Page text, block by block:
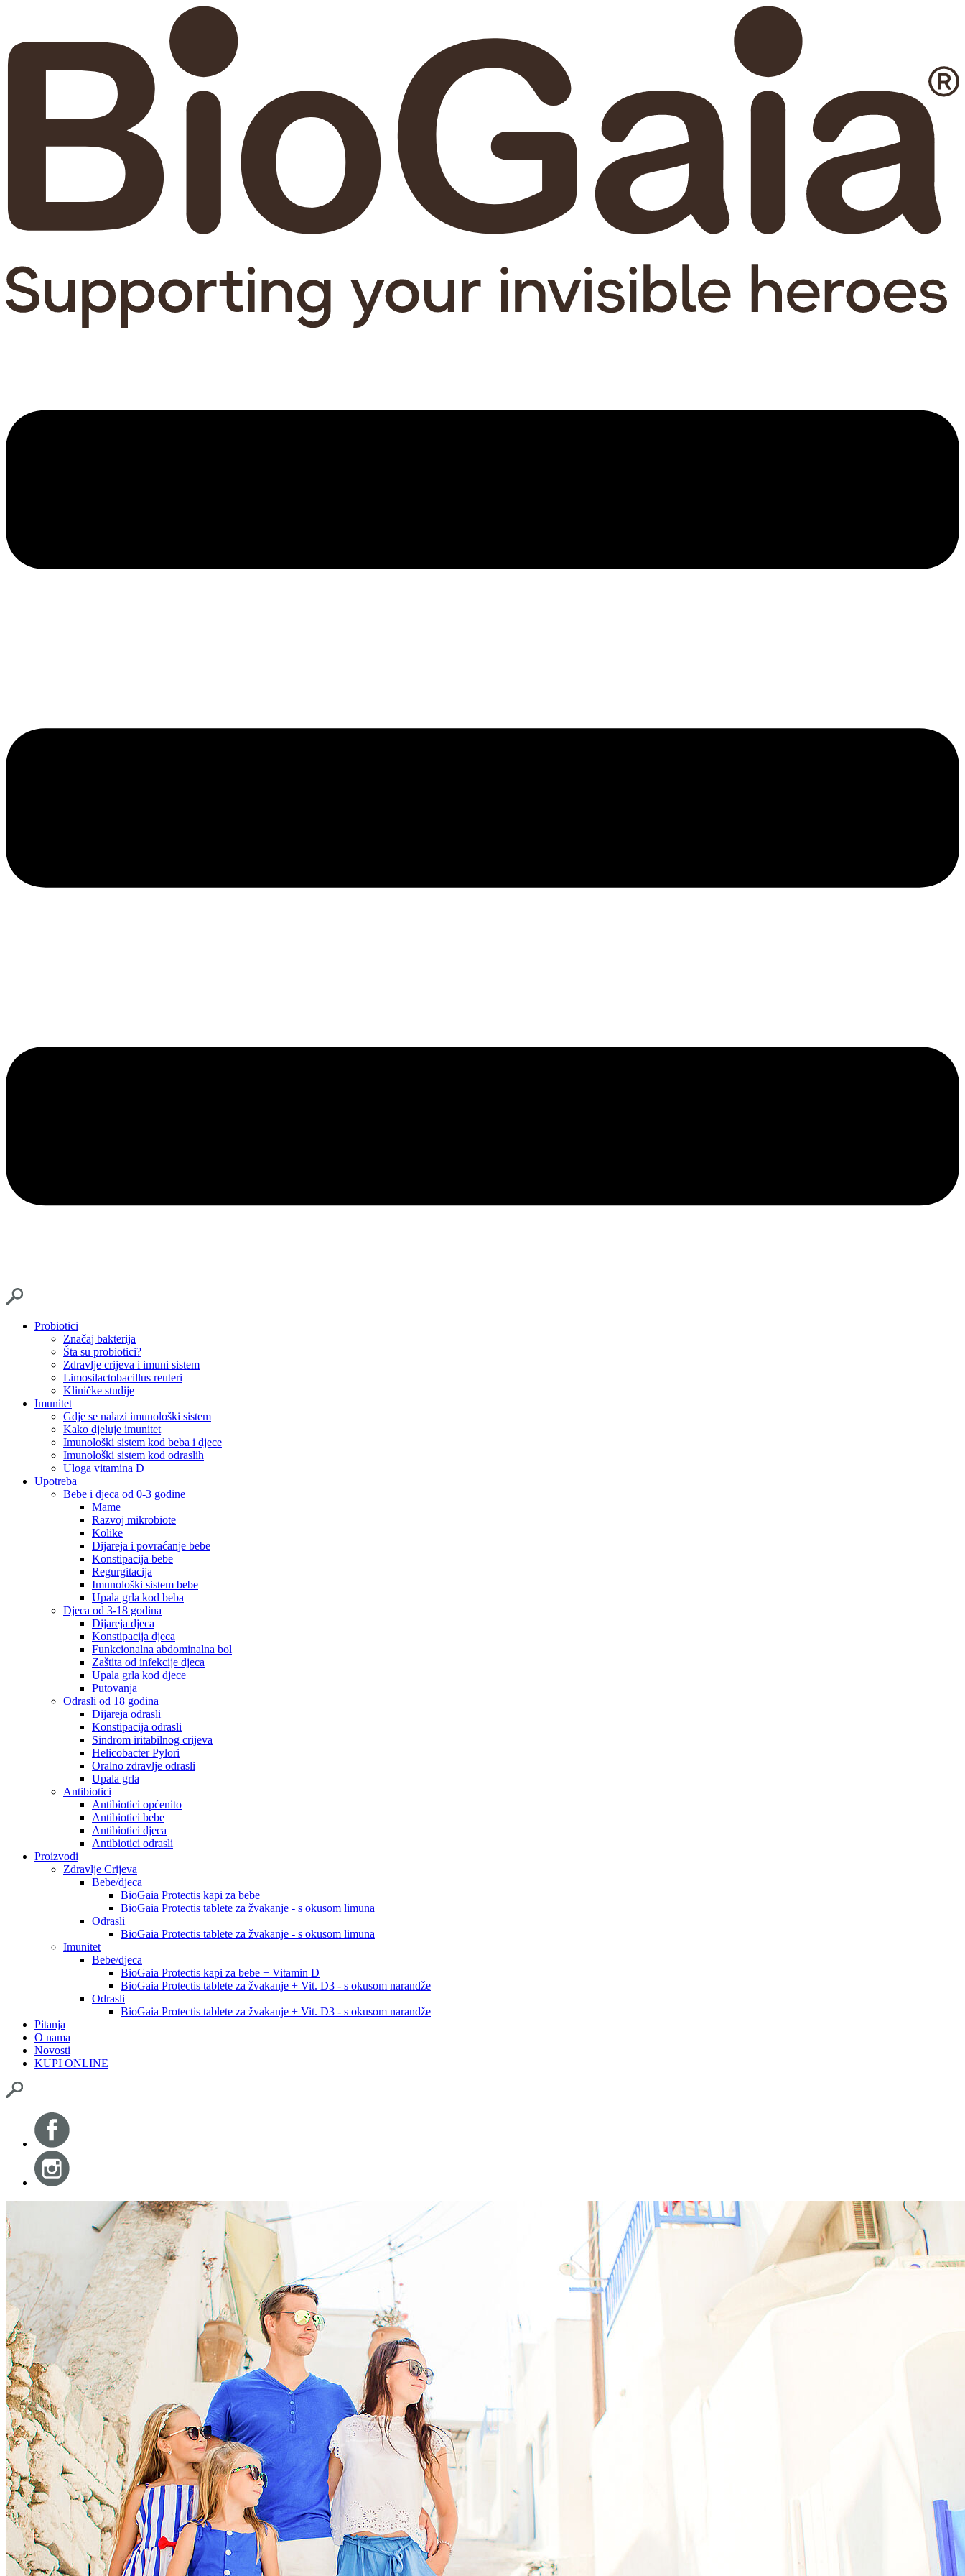
Probiotici
Značaj bakterija
Šta su probiotici?
Zdravlje crijeva i imuni sistem
Limosilactobacillus reuteri
Kliničke studije
Imunitet
Gdje se nalazi imunološki sistem
Kako djeluje imunitet
Imunološki sistem kod beba i djece
Imunološki sistem kod odraslih
Uloga vitamina D
Upotreba
Bebe i djeca od 0-3 godine
Mame
Razvoj mikrobiote
Kolike
Dijareja i povraćanje bebe
Konstipacija bebe
Regurgitacija
Imunološki sistem bebe
Upala grla kod beba
Djeca od 3-18 godina
Dijareja djeca
Konstipacija djeca
Funkcionalna abdominalna bol
Zaštita od infekcije djeca
Upala grla kod djece
Putovanja
Odrasli od 18 godina
Dijareja odrasli
Konstipacija odrasli
Sindrom iritabilnog crijeva
Helicobacter Pylori
Oralno zdravlje odrasli
Upala grla
Antibiotici
Antibiotici općenito
Antibiotici bebe
Antibiotici djeca
Antibiotici odrasli
Proizvodi
Zdravlje Crijeva
Bebe/djeca
BioGaia Protectis kapi za bebe
BioGaia Protectis tablete za žvakanje - s okusom limuna
Odrasli
BioGaia Protectis tablete za žvakanje - s okusom limuna
Imunitet
Bebe/djeca
BioGaia Protectis kapi za bebe + Vitamin D
BioGaia Protectis tablete za žvakanje + Vit. D3 - s okusom narandže
Odrasli
BioGaia Protectis tablete za žvakanje + Vit. D3 - s okusom narandže
Pitanja
O nama
Novosti
KUPI ONLINE